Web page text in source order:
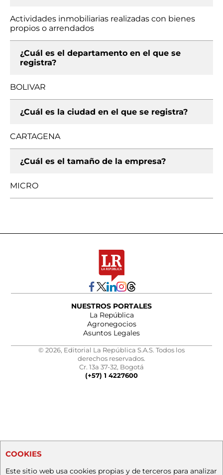
Actividades inmobiliarias realizadas con bienes
propios o arrendados
¿Cuál es el departamento en el que se
registra?
BOLIVAR
¿Cuál es la ciudad en el que se registra?
CARTAGENA
¿Cuál es el tamaño de la empresa?
MICRO
NUESTROS PORTALES
La República
Agronegocios
Asuntos Legales
© 2026, Editorial La República S.A.S. Todos los
derechos reservados.
Cr. 13a 37-32, Bogotá
(+57) 1 4227600
COOKIES
Este sitio web usa cookies propias y de terceros para analizar